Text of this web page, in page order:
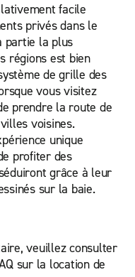
facile
privés dans le
partie la plus
régions est bien
de grille des
vous visitez
prendre la route de
voisines.
unique
profiter des
grâce à leur
sur la baie.
veuillez consulter
sur la location de